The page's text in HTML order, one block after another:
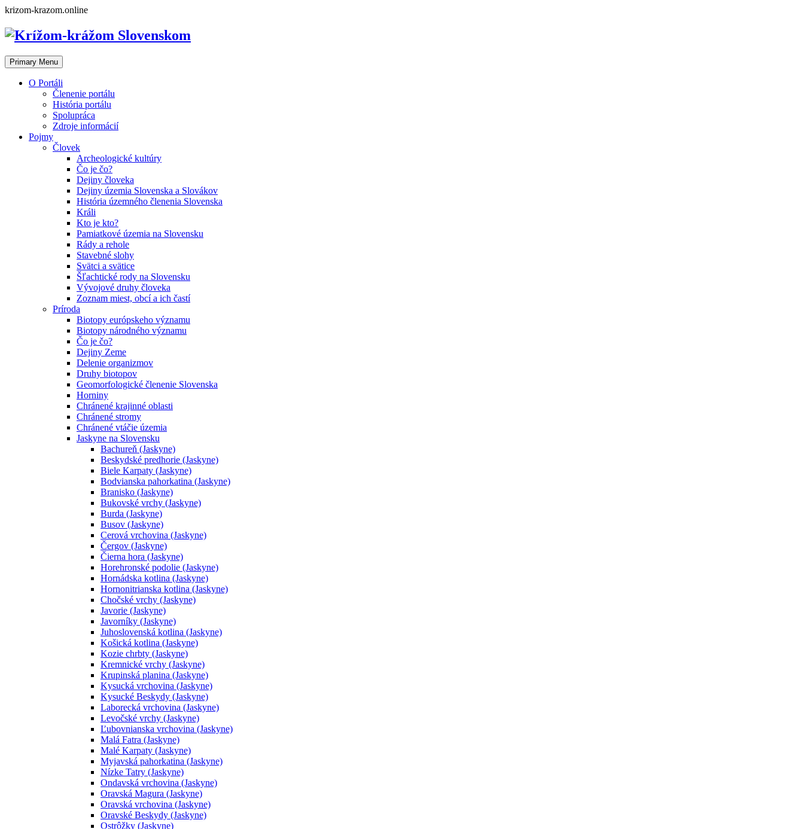
Skip
content
krizom-krazom.online
Primary Menu
O Portáli
Členenie portálu
História portálu
Spolupráca
Zdroje informácií
Pojmy
Človek
Archeologické kultúry
Čo je čo?
Dejiny človeka
Dejiny územia Slovenska a Slovákov
História územného členenia Slovenska
Králi
Kto je kto?
Pamiatkové územia na Slovensku
Rády a rehole
Stavebné slohy
Svätci a svätice
Šľachtické rody na Slovensku
Vývojové druhy človeka
Zoznam miest, obcí a ich častí
Príroda
Biotopy európskeho významu
Biotopy národného významu
Čo je čo?
Dejiny Zeme
Delenie organizmov
Druhy biotopov
Geomorfologické členenie Slovenska
Horniny
Chránené krajinné oblasti
Chránené stromy
Chránené vtáčie územia
Jaskyne na Slovensku
Bachureň (Jaskyne)
Beskydské predhorie (Jaskyne)
Biele Karpaty (Jaskyne)
Bodvianska pahorkatina (Jaskyne)
Branisko (Jaskyne)
Bukovské vrchy (Jaskyne)
Burda (Jaskyne)
Busov (Jaskyne)
Cerová vrchovina (Jaskyne)
Čergov (Jaskyne)
Čierna hora (Jaskyne)
Horehronské podolie (Jaskyne)
Hornádska kotlina (Jaskyne)
Hornonitrianska kotlina (Jaskyne)
Chočské vrchy (Jaskyne)
Javorie (Jaskyne)
Javorníky (Jaskyne)
Juhoslovenská kotlina (Jaskyne)
Košická kotlina (Jaskyne)
Kozie chrbty (Jaskyne)
Kremnické vrchy (Jaskyne)
Krupinská planina (Jaskyne)
Kysucká vrchovina (Jaskyne)
Kysucké Beskydy (Jaskyne)
Laborecká vrchovina (Jaskyne)
Levočské vrchy (Jaskyne)
Ľubovnianska vrchovina (Jaskyne)
Malá Fatra (Jaskyne)
Malé Karpaty (Jaskyne)
Myjavská pahorkatina (Jaskyne)
Nízke Tatry (Jaskyne)
Ondavská vrchovina (Jaskyne)
Oravská Magura (Jaskyne)
Oravská vrchovina (Jaskyne)
Oravské Beskydy (Jaskyne)
Ostrôžky (Jaskyne)